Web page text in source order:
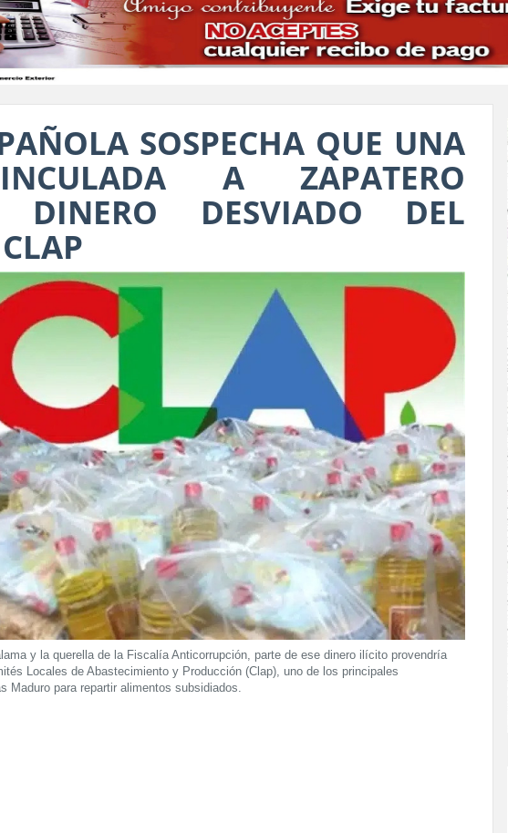
SOSPECHA QUE UNA
A ZAPATERO
DINERO DESVIADO DEL
y la querella de la Fiscalía Anticorrupción, parte de ese dinero ilícito provendría
Locales de Abastecimiento y Producción (Clap), uno de los principales
Maduro para repartir alimentos subsidiados.